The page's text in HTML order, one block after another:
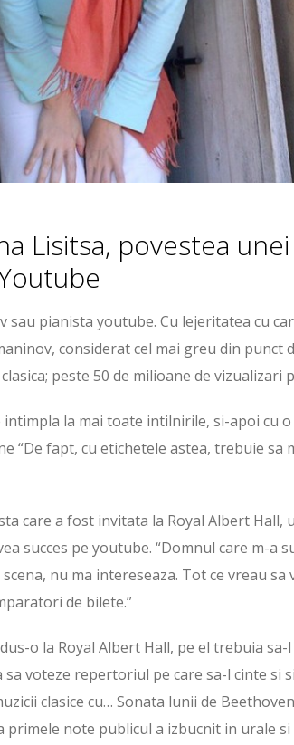
Lisitsa, povestea
sau pianista youtube. Cu lejeritatea cu
considerat cel mai greu din punct
peste 50 de milioane de vizualizari
intimpla la mai toate intilnirile, si-apoi cu
“De fapt, cu etichetele astea, trebuie sa
care a fost invitata la Royal Albert Hall,
succes pe youtube. “Domnul care m-a
nu ma intereseaza. Tot ce vreau sa
de bilete.”
o la Royal Albert Hall, pe el trebuia
voteze repertoriul pe care sa-l cinte si
clasice cu… Sonata lunii de
primele note publicul a izbucnit in urale